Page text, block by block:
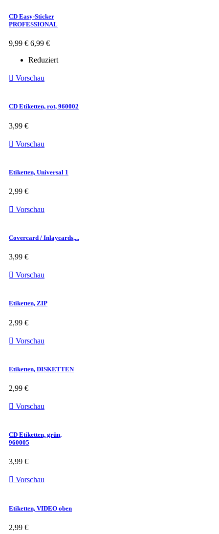
CD Easy-Sticker
PROFESSIONAL
9,99 € 6,99 €
Reduziert
 Vorschau
CD Etiketten, rot, 960002
3,99 €
 Vorschau
Etiketten, Universal 1
2,99 €
 Vorschau
Covercard / Inlaycards,...
3,99 €
 Vorschau
Etiketten, ZIP
2,99 €
 Vorschau
Etiketten, DISKETTEN
2,99 €
 Vorschau
CD Etiketten, grün,
960005
3,99 €
 Vorschau
Etiketten, VIDEO oben
2,99 €